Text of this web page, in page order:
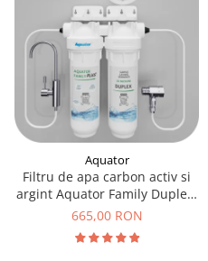
Aquator
Filtru de apa carbon activ si
argint Aquator Family Duplex-
5000-8000 lt
665,00 RON